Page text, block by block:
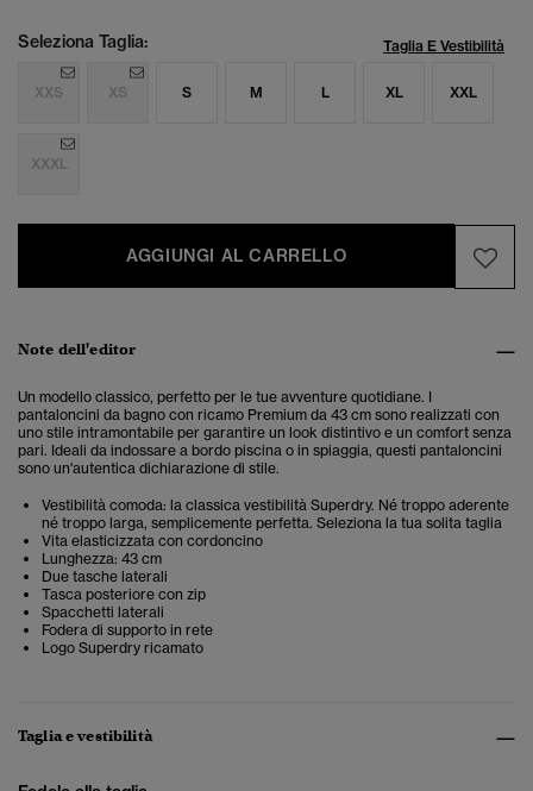
Seleziona Taglia: Taglia E Vestibilità
XXS XS S M L XL XXL
XXXL
AGGIUNGI AL CARRELLO
Note dell'editor
Un modello classico, perfetto per le tue avventure quotidiane. I
pantaloncini da bagno con ricamo Premium da 43 cm sono realizzati con
uno stile intramontabile per garantire un look distintivo e un comfort senza
pari. Ideali da indossare a bordo piscina o in spiaggia, questi pantaloncini
sono un'autentica dichiarazione di stile.
Vestibilità comoda: la classica vestibilità Superdry. Né troppo aderente
né troppo larga, semplicemente perfetta. Seleziona la tua solita taglia
Vita elasticizzata con cordoncino
Lunghezza: 43 cm
Due tasche laterali
Tasca posteriore con zip
Spacchetti laterali
Fodera di supporto in rete
Logo Superdry ricamato
Taglia e vestibilità